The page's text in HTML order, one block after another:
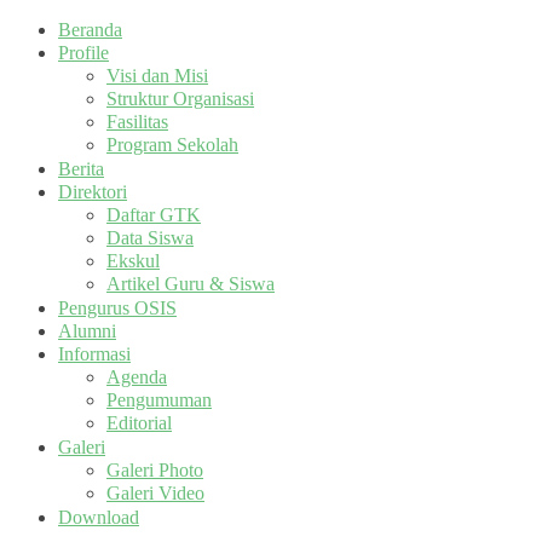
Beranda
Profile
Visi dan Misi
Struktur Organisasi
Fasilitas
Program Sekolah
Berita
Direktori
Daftar GTK
Data Siswa
Ekskul
Artikel Guru & Siswa
Pengurus OSIS
Alumni
Informasi
Agenda
Pengumuman
Editorial
Galeri
Galeri Photo
Galeri Video
Download